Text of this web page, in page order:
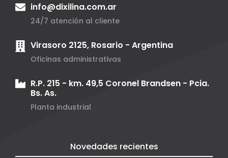
info@dixilina.com.ar
24/7 atención al cliente
Virasoro 2125, Rosario - Argentina
Oficinas administrativas
R.P. 215 - km. 49,5 Coronel Brandsen - Pcia.
Bs. As.
Planta industrial
Novedades recientes